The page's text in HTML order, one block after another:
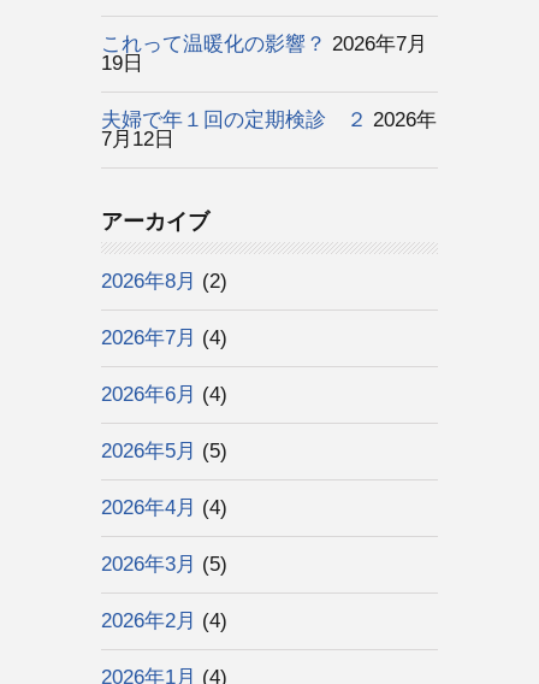
これって温暖化の影響？ 2026年7月
19日
夫婦で年１回の定期検診 ２ 2026年
7月12日
アーカイブ
2026年8月 (2)
2026年7月 (4)
2026年6月 (4)
2026年5月 (5)
2026年4月 (4)
2026年3月 (5)
2026年2月 (4)
2026年1月 (4)